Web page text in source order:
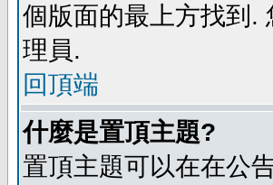
個版面的最上方找到.
理員.
回頂端
什麼是置頂主題?
置頂主題可以在在公